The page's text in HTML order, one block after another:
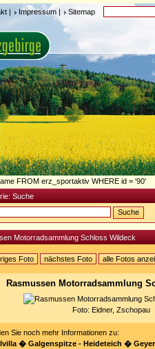
| Impressum | Sitemap
FROM erz_sportaktiv WHERE id = '90'
Suche
Motorradsammlung Schloss Wildeck
Foto nächstes Foto alle Fotos
Rasmussen Motorradsammlung
Foto: Eidner, Zschopau
Sie noch mehr Informationen zu:
� Galgenspitze - Heideteich �